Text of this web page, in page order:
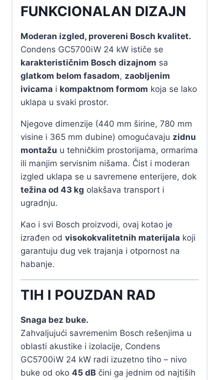
FUNKCIONALAN DIZAJN
Moderan izgled, provereni Bosch kvalitet.
Condens GC5700iW 24 kW ističe se
karakterističnim Bosch dizajnom sa
glatkom belom fasadom, zaobljenim
ivicama i kompaktnom formom koja se lako
uklapa u svaki prostor.
Njegove dimenzije (440 mm širine, 780 mm
visine i 365 mm dubine) omogućavaju zidnu
montažu u tehničkim prostorijama, ormarima
ili manjim servisnim nišama. Čist i moderan
izgled uklapa se u savremene enterijere, dok
težina od 43 kg olakšava transport i
ugradnju.
Kao i svi Bosch proizvodi, ovaj kotao je
izrađen od visokokvalitetnih materijala koji
garantuju dug vek trajanja i otpornost na
habanje.
TIH I POUZDAN RAD
Snaga bez buke.
Zahvaljujući savremenim Bosch rešenjima u
oblasti akustike i izolacije, Condens
GC5700iW 24 kW radi izuzetno tiho – nivo
buke od oko 45 dB čini ga jednim od najtiših